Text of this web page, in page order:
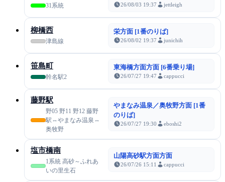
31系統 26/08/03 19:37 jettleigh
柳橋西
津島線
栄方面 [1番のりば]
26/08/02 19:37 junichih
笹島町
幹名駅2
東海橋方面方面 [6番乗り場]
26/07/27 19:47 cappucci
藤野駅
野05 野11 野12 藤野
駅⇔やまなみ温泉⇔
奥牧野
やまなみ温泉／奥牧野方面 [1番
のりば]
26/07/27 19:30 eboshi2
塩市橋南
1系統 高砂～ふれあ
いの里生石
山陽高砂駅方面方面
26/07/26 15:11 cappucci